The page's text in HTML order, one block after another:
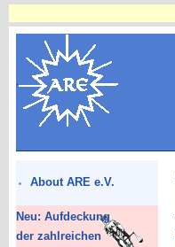
About ARE e.V.
Neu: Aufdeckung
der zahlreichen